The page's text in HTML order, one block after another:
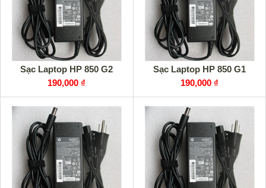
Sạc Laptop HP 850 G2
190,000 ₫
Sạc Laptop HP 850 G1
190,000 ₫